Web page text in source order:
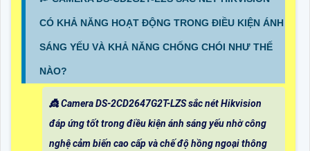
CÓ KHẢ NĂNG HOẠT ĐỘNG TRONG ĐIỀU KIỆN ÁNH
SÁNG YẾU VÀ KHẢ NĂNG CHỐNG CHÓI NHƯ THẾ
NÀO?
👸 Camera DS-2CD2647G2T-LZS sắc nét Hikvision
đáp ứng tốt trong điều kiện ánh sáng yếu nhờ công
nghệ cảm biến cao cấp và chế độ hồng ngoại thông